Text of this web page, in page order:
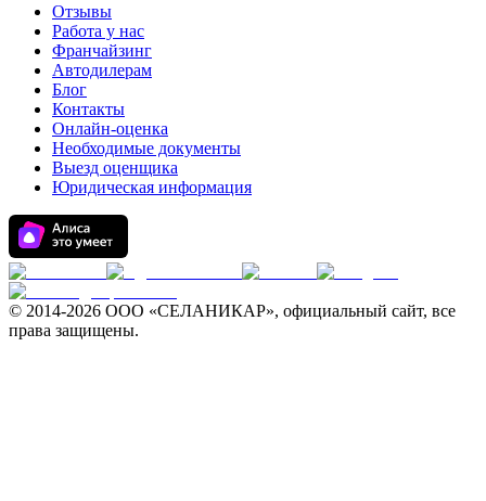
Отзывы
Работа у нас
Франчайзинг
Автодилерам
Блог
Контакты
Онлайн-оценка
Необходимые документы
Выезд оценщика
Юридическая информация
© 2014-2026 ООО «СЕЛАНИКАР», официальный сайт, все
права защищены.